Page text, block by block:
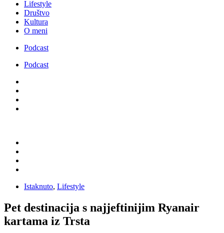
Lifestyle
Društvo
Kultura
O meni
Podcast
Podcast
Istaknuto, Lifestyle
Pet destinacija s najjeftinijim Ryanair
kartama iz Trsta